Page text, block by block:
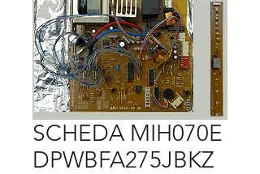
SCHEDA MIH070E
DPWBFA275JBKZ